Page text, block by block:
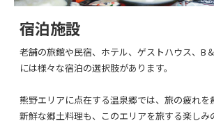
宿泊施設
老舗の旅館や民宿、ホテル、ゲストハウス、B
には様々な宿泊の選択肢があります。
熊野エリアに点在する温泉郷では、旅の疲れを
新鮮な郷土料理も、このエリアを旅する楽しみ